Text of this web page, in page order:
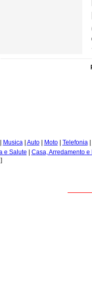
Musica| Auto| Moto| Telefonia|
e Salute
Casa, Arredamento e
]